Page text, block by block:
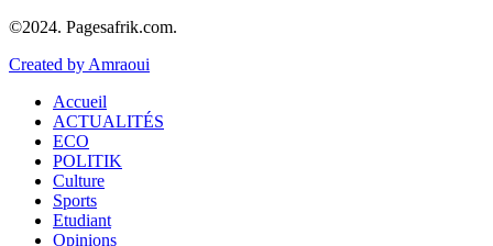
©2024. Pagesafrik.com.
Created by Amraoui
Accueil
ACTUALITÉS
ECO
POLITIK
Culture
Sports
Etudiant
Opinions